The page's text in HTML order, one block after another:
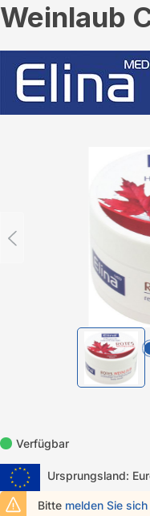
Weinlaub
Verfügbar
Ursprungsland:
Bitte melden Sie sich